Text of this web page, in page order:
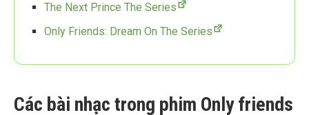
The Next Prince The Series
Only Friends: Dream On The Series
Các bài nhạc trong phim Only friends